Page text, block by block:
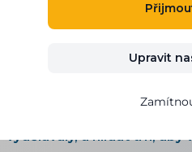
Cenotvorba pro e-
monitoring cen
monitoring cen
vydělávaly, a hlídat trh, aby
Upravit